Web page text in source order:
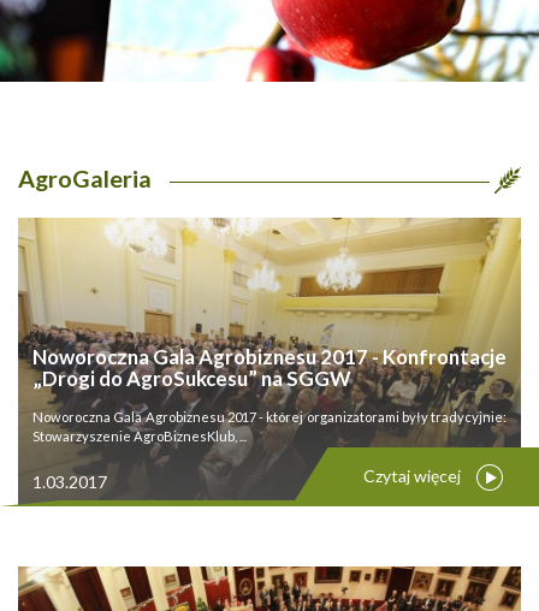
AgroGaleria
Noworoczna Gala Agrobiznesu 2017 - Konfrontacje
„Drogi do AgroSukcesu” na SGGW
Noworoczna Gala Agrobiznesu 2017 - której organizatorami były tradycyjnie:
Stowarzyszenie AgroBiznesKlub, ...
1.03.2017 Czytaj więcej